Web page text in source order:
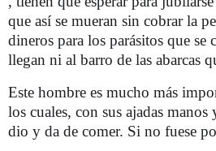
que así se mueran sin cobrar la
dineros para los parásitos que se
llegan ni al barro de las abarcas
Este hombre es mucho más
los cuales, con sus ajadas manos
dio y da de comer. Si no fuese